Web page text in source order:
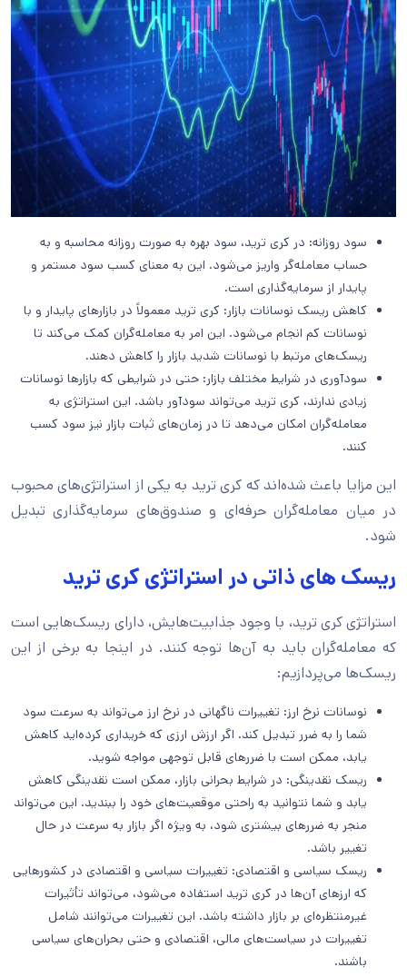
سود روزانه: در کری ترید، سود بهره به صورت روزانه محاسبه و به
حساب معامله‌گر واریز می‌شود. این به معنای کسب سود مستمر و
پایدار از سرمایه‌گذاری است.
کاهش ریسک نوسانات بازار: کری ترید معمولاً در بازارهای پایدار و با
نوسانات کم انجام می‌شود. این امر به معامله‌گران کمک می‌کند تا
ریسک‌های مرتبط با نوسانات شدید بازار را کاهش دهند.
سودآوری در شرایط مختلف بازار: حتی در شرایطی که بازارها نوسانات
زیادی ندارند، کری ترید می‌تواند سودآور باشد. این استراتژی به
معامله‌گران امکان می‌دهد تا در زمان‌های ثبات بازار نیز سود کسب
کنند.
این مزایا باعث شده‌اند که کری ترید به یکی از استراتژی‌های محبوب
در میان معامله‌گران حرفه‌ای و صندوق‌های سرمایه‌گذاری تبدیل
شود.
ریسک های ذاتی در استراتژی کری ترید
استراتژی کری ترید، با وجود جذابیت‌هایش، دارای ریسک‌هایی است
که معامله‌گران باید به آن‌ها توجه کنند. در اینجا به برخی از این
ریسک‌ها می‌پردازیم:
نوسانات نرخ ارز: تغییرات ناگهانی در نرخ ارز می‌تواند به سرعت سود
شما را به ضرر تبدیل کند. اگر ارزش ارزی که خریداری کرده‌اید کاهش
یابد، ممکن است با ضررهای قابل توجهی مواجه شوید.
ریسک نقدینگی: در شرایط بحرانی بازار، ممکن است نقدینگی کاهش
یابد و شما نتوانید به راحتی موقعیت‌های خود را ببندید. این می‌تواند
منجر به ضررهای بیشتری شود، به ویژه اگر بازار به سرعت در حال
تغییر باشد.
ریسک سیاسی و اقتصادی: تغییرات سیاسی و اقتصادی در کشورهایی
که ارزهای آن‌ها در کری ترید استفاده می‌شود، می‌تواند تأثیرات
غیرمنتظره‌ای بر بازار داشته باشد. این تغییرات می‌توانند شامل
تغییرات در سیاست‌های مالی، اقتصادی و حتی بحران‌های سیاسی
باشند.